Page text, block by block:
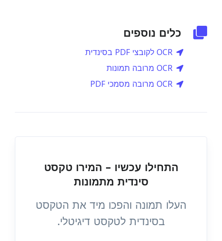
כלים נוספים
OCR לקובצי PDF בסינדית
OCR מרובה תמונות
OCR מרובה מסמכי PDF
התחילו עכשיו – המירו טקסט
סינדית מתמונות
העלו תמונה והפכו מיד את הטקסט
בסינדית לטקסט דיגיטלי.